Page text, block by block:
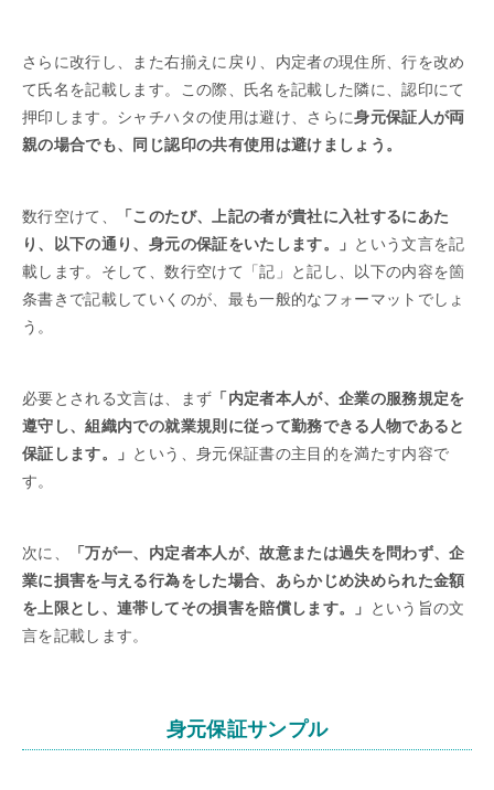
さらに改行し、また右揃えに戻り、内定者の現住所、行を改め
て氏名を記載します。この際、氏名を記載した隣に、認印にて
押印します。シャチハタの使用は避け、さらに身元保証人が両
親の場合でも、同じ認印の共有使用は避けましょう。
数行空けて、
「このたび、上記の者が貴社に入社するにあた
り、以下の通り、身元の保証をいたします。」 という文言を記
載します。そして、数行空けて「記」と記し、以下の内容を箇
条書きで記載していくのが、最も一般的なフォーマットでしょ
う。
必要とされる文言は、まず 「内定者本人が、企業の服務規定を
遵守し、組織内での就業規則に従って勤務できる人物であると
保証します。」 という、身元保証書の主目的を満たす内容で
す。
次に、
「万が一、内定者本人が、故意または過失を問わず、企
業に損害を与える行為をした場合、あらかじめ決められた金額
を上限とし、連帯してその損害を賠償します。」
という旨の文
言を記載します。
身元保証サンプル